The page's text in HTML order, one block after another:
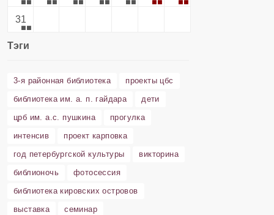
31
Тэги
3-я районная библиотека
проекты цбс
библиотека им. а. п. гайдара
дети
црб им. а.с. пушкина
прогулка
интенсив
проект карповка
год петербургской культуры
викторина
библионочь
фотосессия
библиотека кировских островов
выставка
семинар